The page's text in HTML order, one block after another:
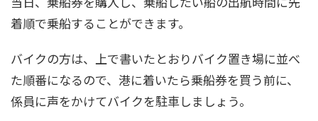
着順で乗船することができます。
バイクの方は、上で書いたとおりバイク置き場に並べ
た順番になるので、港に着いたら乗船券を買う前に、
係員に声をかけてバイクを駐車しましょう。